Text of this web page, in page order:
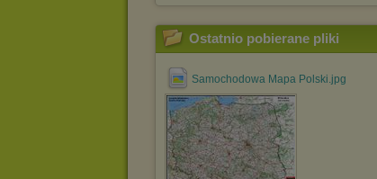
Ostatnio pobierane pliki
Samochodowa Mapa Polski.jpg